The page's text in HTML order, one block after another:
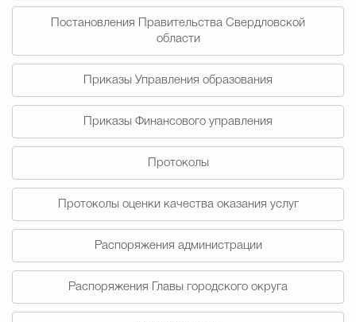
Счётная палата Городского
Гостям Городского
Общественная
Постановления Правительства Свердловской
области
Приказы Управления образования
Приказы Финансового управления
Протоколы
Протоколы оценки качества оказания услуг
Распоряжения администрации
Распоряжения Главы городского округа